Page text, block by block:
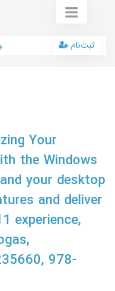
ثبت‌نام
Your
the Windows
your desktop
and deliver
experience,
978-